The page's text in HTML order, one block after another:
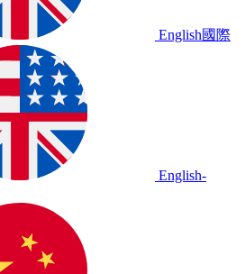
English國際
English-